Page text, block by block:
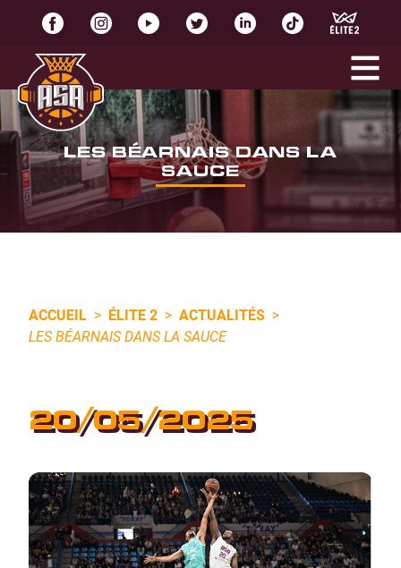
LES BÉARNAIS DANS LA
SAUCE
ACCUEIL > ÉLITE 2 > ACTUALITÉS >
LES BÉARNAIS DANS LA SAUCE
20/05/2025